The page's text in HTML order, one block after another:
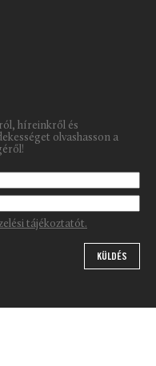
híreinkről és
olvashasson a
tájékoztatót.